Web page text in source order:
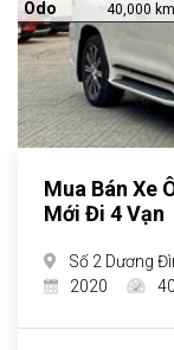
Odo 40,000 km
Mua Bán Xe
Mới Đi 4 Vạn
Số 2 Dương
2020